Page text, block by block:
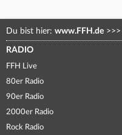
Du bist hier: www.FFH.de >>>
RADIO
FFH Live
80er Radio
90er Radio
2000er Radio
Rock Radio